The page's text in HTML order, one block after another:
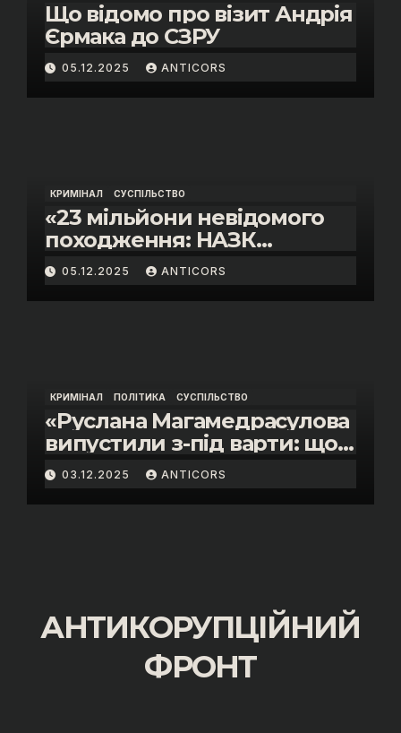
Що відомо про візит Андрія
Єрмака до СЗРУ
05.12.2025 ANTICORS
КРИМІНАЛ СУСПІЛЬСТВО
«23 мільйони невідомого
походження: НАЗК
викрило розкішне життя
інспектора митниці “Тиса”
Василя Пупени»
05.12.2025 ANTICORS
КРИМІНАЛ ПОЛІТИКА СУСПІЛЬСТВО
«Руслана Магамедрасулова
випустили з-під варти: що
відбувалось у залі суду»
03.12.2025 ANTICORS
АНТИКОРУПЦІЙНИЙ
ФРОНТ